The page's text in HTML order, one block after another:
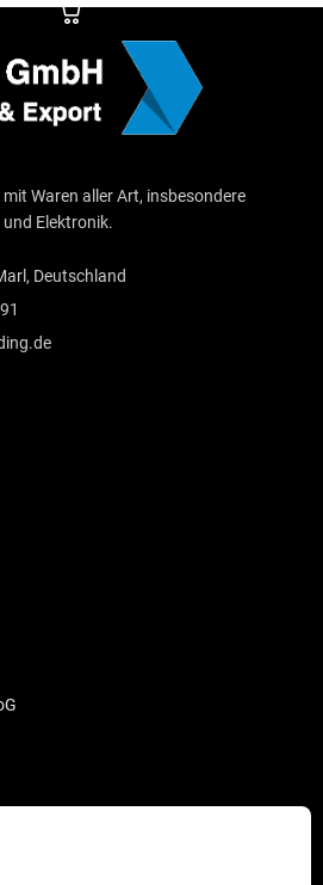
Waren aller Art, insbesondere
Elektronik.
Deutschland